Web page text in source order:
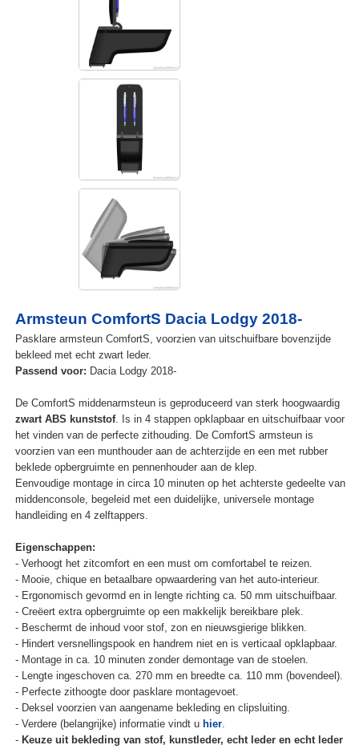
Armsteun ComfortS Dacia Lodgy 2018-
Pasklare armsteun ComfortS, voorzien van uitschuifbare bovenzijde
bekleed met echt zwart leder.
Passend voor: Dacia Lodgy 2018-
De ComfortS middenarmsteun is geproduceerd van sterk hoogwaardig
zwart ABS kunststof. Is in 4 stappen opklapbaar en uitschuifbaar voor
het vinden van de perfecte zithouding. De ComfortS armsteun is
voorzien van een munthouder aan de achterzijde en een met rubber
beklede opbergruimte en pennenhouder aan de klep.
Eenvoudige montage in circa 10 minuten op het achterste gedeelte van
middenconsole, begeleid met een duidelijke, universele montage
handleiding en 4 zelftappers.
Eigenschappen:
- Verhoogt het zitcomfort en een must om comfortabel te reizen.
- Mooie, chique en betaalbare opwaardering van het auto-interieur.
- Ergonomisch gevormd en in lengte richting ca. 50 mm uitschuifbaar.
- Creëert extra opbergruimte op een makkelijk bereikbare plek.
- Beschermt de inhoud voor stof, zon en nieuwsgierige blikken.
- Hindert versnellingspook en handrem niet en is verticaal opklapbaar.
- Montage in ca. 10 minuten zonder demontage van de stoelen.
- Lengte ingeschoven ca. 270 mm en breedte ca. 110 mm (bovendeel).
- Perfecte zithoogte door pasklare montagevoet.
- Deksel voorzien van aangename bekleding en clipsluiting.
- Verdere (belangrijke) informatie vindt u hier.
- Keuze uit bekleding van stof, kunstleder, echt leder en echt leder